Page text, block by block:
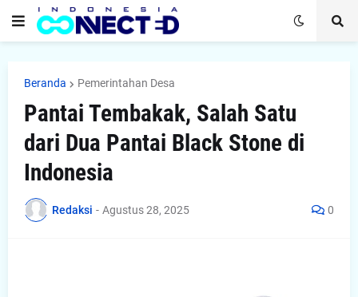
Beranda Pemerintahan Desa
Pantai Tembakak, Salah Satu
dari Dua Pantai Black Stone di
Indonesia
Redaksi - Agustus 28, 2025 0